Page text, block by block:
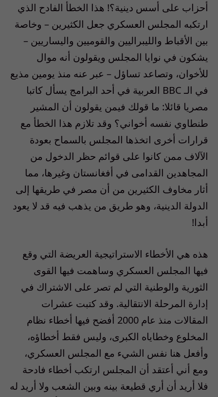
أحزاب على أسس دينية؟! هذا الخطأ الفادح الذي
ارتكبه المجلس العسكري جعل الكثيرين – وخاصة
بين الأقباط والليبراليين والقوميين واليساريين –
يشكون في نوايا المجلس ويقولون أنه موال
للأخوان، وتصاعد تساؤل – عبر عنه منذ يومين مذيع
في الـ BBC العربية في أحد البرامج يسأل كاتبا
مصريا قائلا: ما قولك فيمن يقولون أن المشير
طنطاوي نفسه أخواني؟ وقد تلازم هذا الخطأ مع
قرارات أخرى اتخذها المجلس بالسماح بعودة
الآلاف ممن كانوا على قوائم حظر الدخول من
المجاهدين القدامى في أفغانستان وغيرها، مما
أثار مخاوف الكثيرين من أن مصر في طريقها إلى
الدولة الدينية، وهو طريق من يذهب فيه قد لا يعود
أبدا!
هذه هي الأخطاء الاستراتيجية العريضة التي وقع
فيها المجلس العسكري وساهمت فيها القوى
الثورية والوطنية التي لم تصر على الاشتراك في
إدارة المرحلة الانتقالية. وقد كتبت عشرات
المقالات منذ عام 2000 أفضح فيها أخطاء نظام
المخلوع وخطاياه الكبرى، وليس فقط أخطاؤه،
وأفعل هنا نفس الشيء مع المجلس العسكري،
ومع أني أعتقد أن المجلس ارتكب أخطاء فادحة
فلا أريد أن أري قطيعة بينه وبين الشعب ولا أريد له